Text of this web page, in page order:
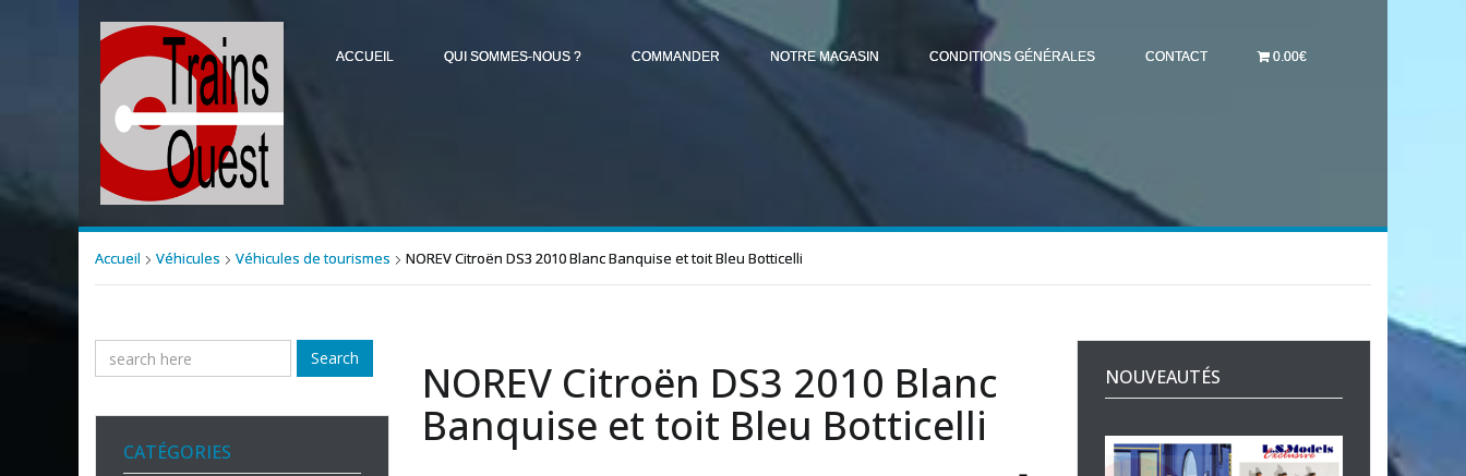
ACCUEIL QUI SOMMES-NOUS ? COMMANDER NOTRE MAGASIN CONDITIONS GÉNÉRALES CONTACT 0.00€
Accueil Véhicules Véhicules de tourismes NOREV Citroën DS3 2010 Blanc Banquise et toit Bleu Botticelli
Search
CATÉGORIES
NOREV Citroën DS3 2010 Blanc
Banquise et toit Bleu Botticelli
NOUVEAUTÉS